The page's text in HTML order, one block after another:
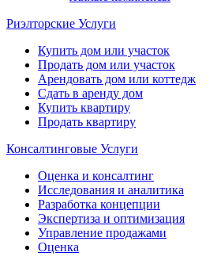
Риэлторские Услуги
Купить дом или участок
Продать дом или участок
Арендовать дом или коттедж
Сдать в аренду дом
Купить квартиру
Продать квартиру
Консалтинговые Услуги
Оценка и консалтинг
Исследования и аналитика
Разработка концепции
Экспертиза и оптимизация
Управление продажами
Оценка